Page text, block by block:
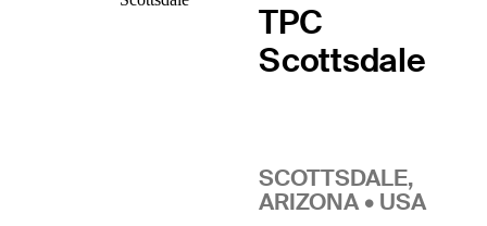
TPC
Scottsdale
SCOTTSDALE,
ARIZONA • USA